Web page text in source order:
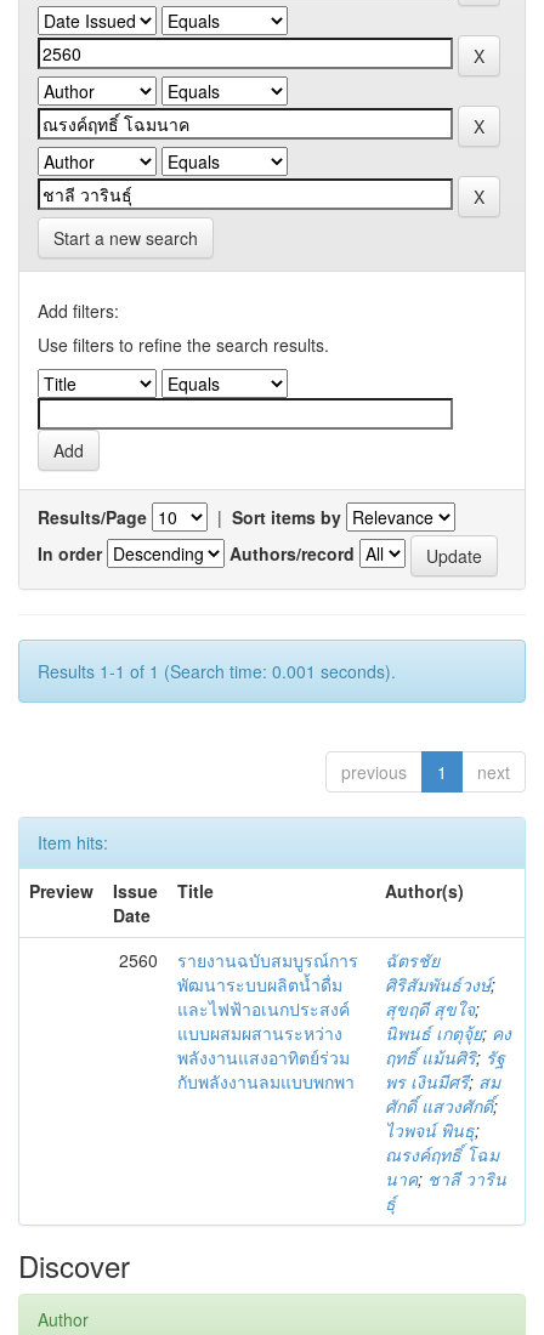
Start a new search
Add filters:
Use filters to refine the search results.
Results/Page | Sort items by
In order
Authors/record
Results 1-1 of 1 (Search time: 0.001 seconds).
previous 1 next
Item hits:
Preview
Issue
Date
Title Author(s)
2560
รายงานฉบับสมบูรณ์การ
พัฒนาระบบผลิตน้ำดื่ม
และไฟฟ้าอเนกประสงค์
แบบผสมผสานระหว่าง
พลังงานแสงอาทิตย์ร่วม
กับพลังงานลมแบบพกพา
ฉัตรชัย
ศิริสัมพันธ์วงษ์;
สุขฤดี สุขใจ;
นิพนธ์ เกตุจุ้ย; คง
ฤทธิ์ แม้นศิริ; รัฐ
พร เงินมีศรี; สม
ศักดิ์ แสวงศักดิ์;
ไวพจน์ พินธุ;
ณรงค์ฤทธิ์ โฉม
นาค; ชาลี วาริน
ธุ์
Discover
Author